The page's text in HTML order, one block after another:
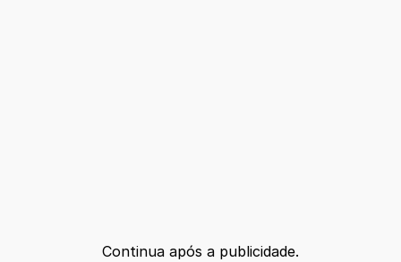
Continua após a publicidade.